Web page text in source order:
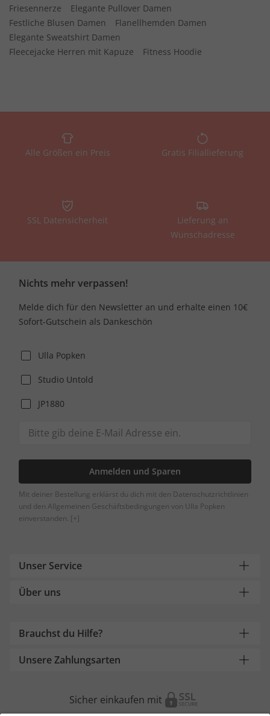
Friesennerze
Elegante Pullover Damen
Festliche Blusen Damen
Flanellhemden Damen
Elegante Sweatshirt Damen
Fleecejacke Herren mit Kapuze
Fitness Hoodie
Alle Größen ein Preis Gratis Filiallieferung
SSL Datensicherheit
Lieferung an
Wunschadresse
Nichts mehr verpassen!
Melde dich für den Newsletter an und erhalte einen 10€
Sofort-Gutschein als Dankeschön
Ulla Popken
Studio Untold
JP1880
Anmelden und Sparen
Mit deiner Bestellung erklärst du dich mit den Datenschutzrichtlinien
und den Allgemeinen Geschäftsbedingungen von Ulla Popken
einverstanden. [+]
Unser Service
Über uns
Brauchst du Hilfe?
Unsere Zahlungsarten
Sicher einkaufen mit